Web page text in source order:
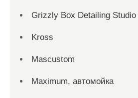
Grizzly Box Detailing Studio
Kross
Mascustom
Maximum, автомойка